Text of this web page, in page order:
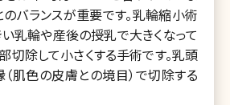
のバランスが重要です。乳輪縮小術
乳輪や産後の授乳で大きくなって
切除して小さくする手術です。乳頭
肌色の皮膚との境目）で切除する